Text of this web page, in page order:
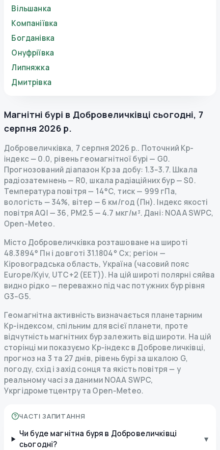
Вільшанка
Компаніївка
Богданівка
Онуфріївка
Липняжка
Дмитрівка
Магнітні бурі в Добровеличківці сьогодні, 7
серпня 2026 р.
Добровеличківка, 7 серпня 2026 р.. Поточний Kp-
індекс— 0.0, рівень геомагнітної бурі — G0.
Прогнозований діапазон Kp за добу: 1.3–3.7. Шкала
радіозатемнень— R0, шкала радіаційних бур— S0.
Температура повітря — 14°C, тиск — 999 гПа,
вологість — 34%, вітер — 6 км/год (Пн). Індекс якості
повітря AQI — 36, PM2.5 — 4.7 мкг/м³. Дані: NOAA SWPC,
Open-Meteo.
Місто Добровеличківка розташоване на широті
48.3894° Пн і довготі 31.1804° Сх; регіон —
Кіровоградська область, Україна (часовий пояс
Europe/Kyiv, UTC+2 (EET)). На цій широті полярні сяйва
видно рідко — переважно під час потужних бур рівня
G3–G5.
Геомагнітна активність визначається планетарним
Kp-індексом, спільним для всієї планети, проте
відчутність магнітних бур залежить від широти. На цій
сторінці ми показуємо Kp-індекс в Добровеличківці,
прогноз на 3 та 27 днів, рівень бурі за шкалою G,
погоду, схід і захід сонця та якість повітря — у
реальному часі за даними NOAA SWPC,
Укргідрометцентру та Open-Meteo.
ЧАСТІ ЗАПИТАННЯ
Чи буде магнітна буря в Добровеличківці
сьогодні?
▾